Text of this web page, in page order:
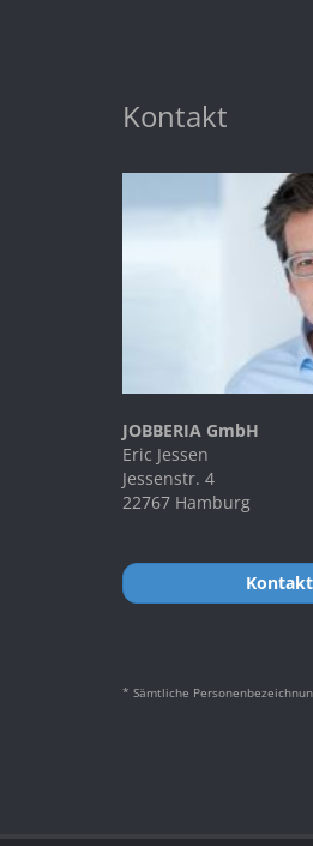
Kontakt
JOBBERIA GmbH
Eric Jessen
Jessenstr. 4
22767 Hamburg
Kontakt
* Sämtliche